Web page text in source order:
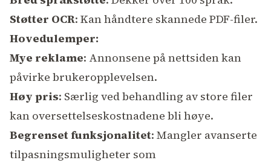
Støtter OCR: Kan håndtere skannede PDF-filer.
Hovedulemper:
Mye reklame: Annonsene på nettsiden kan
påvirke brukeropplevelsen.
Høy pris: Særlig ved behandling av store filer
kan oversettelseskostnadene bli høye.
Begrenset funksjonalitet: Mangler avanserte
tilpasningsmuligheter som